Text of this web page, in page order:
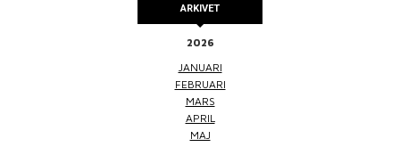
ARKIVET
2026
JANUARI
FEBRUARI
MARS
APRIL
MAJ